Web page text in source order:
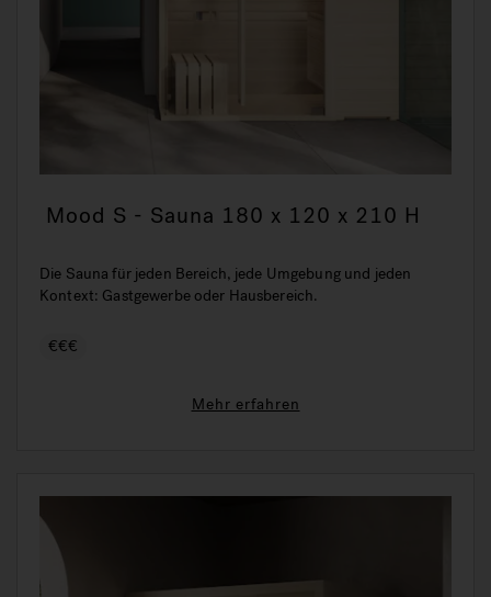
Mood S - Sauna 180 x 120 x 210 H
Die Sauna für jeden Bereich, jede Umgebung und jeden
Kontext: Gastgewerbe oder Hausbereich.
€€€
Mehr erfahren